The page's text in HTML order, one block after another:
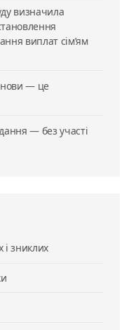
визначила
виплат сім’ям
— це
— без участі
зниклих